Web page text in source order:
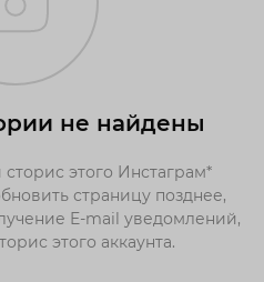
не найдены
этого Инстаграм*
страницу позднее,
E-mail уведомлений,
этого аккаунта.